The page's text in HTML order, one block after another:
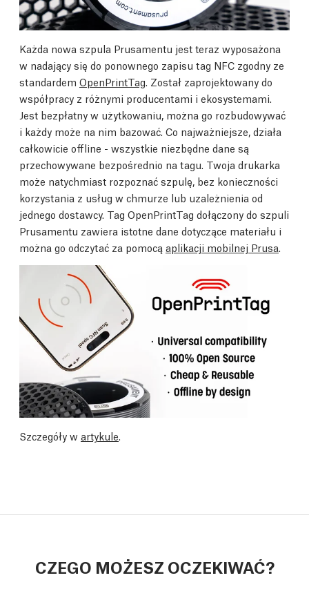
Każda nowa szpula Prusamentu jest teraz wyposażona
w nadający się do ponownego zapisu tag NFC zgodny ze
standardem OpenPrintTag. Został zaprojektowany do
współpracy z różnymi producentami i ekosystemami.
Jest bezpłatny w użytkowaniu, można go rozbudowywać
i każdy może na nim bazować. Co najważniejsze, działa
całkowicie offline - wszystkie niezbędne dane są
przechowywane bezpośrednio na tagu. Twoja drukarka
może natychmiast rozpoznać szpulę, bez konieczności
korzystania z usług w chmurze lub uzależnienia od
jednego dostawcy. Tag OpenPrintTag dołączony do szpuli
Prusamentu zawiera istotne dane dotyczące materiału i
można go odczytać za pomocą aplikacji mobilnej Prusa.
Szczegóły w artykule
CZEGO MOŻESZ OCZEKIWAĆ?